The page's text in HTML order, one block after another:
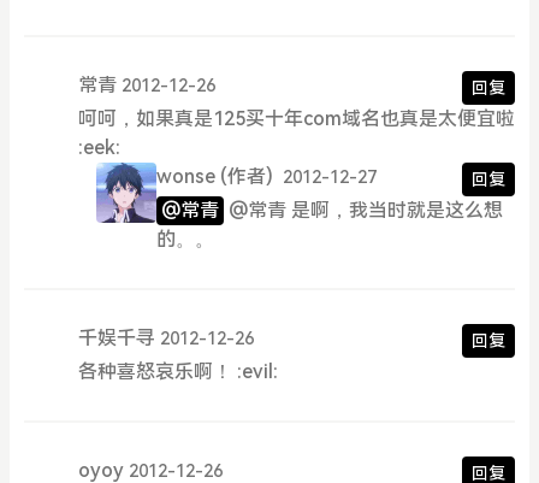
常青 2012-12-26 回复
呵呵，如果真是125买十年com域名也真是太便宜啦
:eek:
wonse (作者) 2012-12-27 回复
@常青 @常青 是啊，我当时就是这么想
的。。
千娱千寻 2012-12-26 回复
各种喜怒哀乐啊！ :evil:
oyoy 2012-12-26 回复